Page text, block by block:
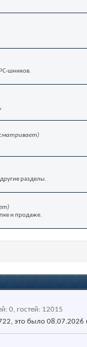
шников.
разделы.
и продаже.
0, гостей: 12015
это было 08.07.2026